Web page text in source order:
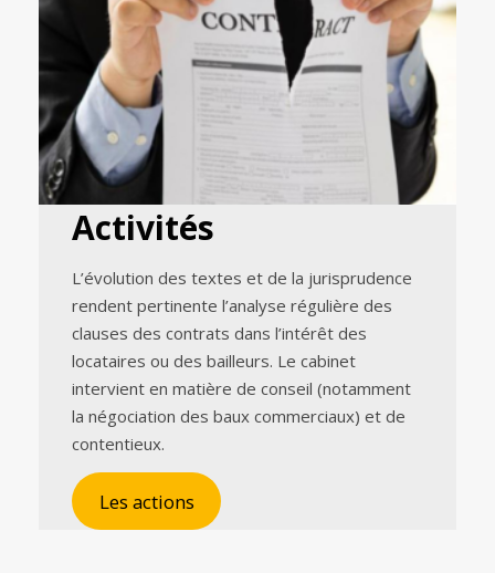
Activités
L’évolution des textes et de la jurisprudence
rendent pertinente l’analyse régulière des
clauses des contrats dans l’intérêt des
locataires ou des bailleurs. Le cabinet
intervient en matière de conseil (notamment
la négociation des baux commerciaux) et de
contentieux.
Les actions